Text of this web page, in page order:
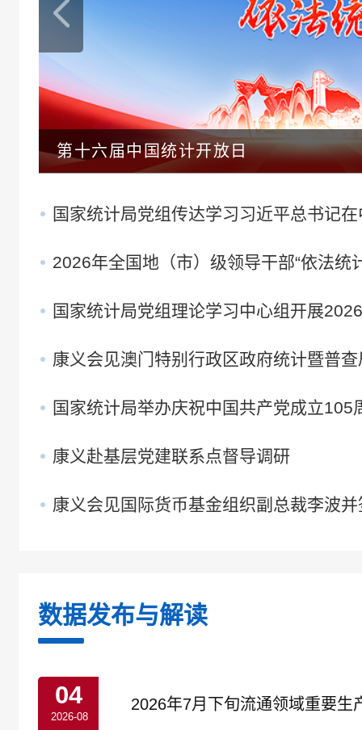
第十六届中国统计开放日
国家统计局党组传达学习习近平总书记
2026年全国地（市）级领导干部“依法统
国家统计局党组理论学习中心组开展
康义会见澳门特别行政区政府统计暨普
国家统计局举办庆祝中国共产党成立105
康义赴基层党建联系点督导调研
康义会见国际货币基金组织副总裁李波
数据发布与解读
04
2026-08
2026年7月下旬流通领域重要生